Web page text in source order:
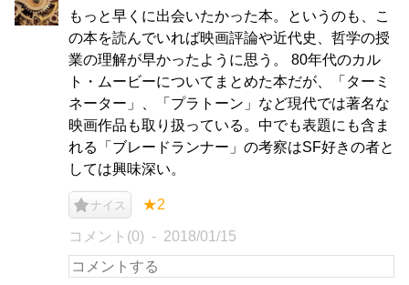
もっと早くに出会いたかった本。というのも、こ
の本を読んでいれば映画評論や近代史、哲学の授
業の理解が早かったように思う。 80年代のカル
ト・ムービーについてまとめた本だが、「ターミ
ネーター」、「プラトーン」など現代では著名な
映画作品も取り扱っている。中でも表題にも含ま
れる「ブレードランナー」の考察はSF好きの者と
しては興味深い。
ナイス ★2
コメント(0) 2018/01/15